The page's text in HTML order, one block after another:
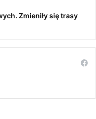
Zmieniły się trasy